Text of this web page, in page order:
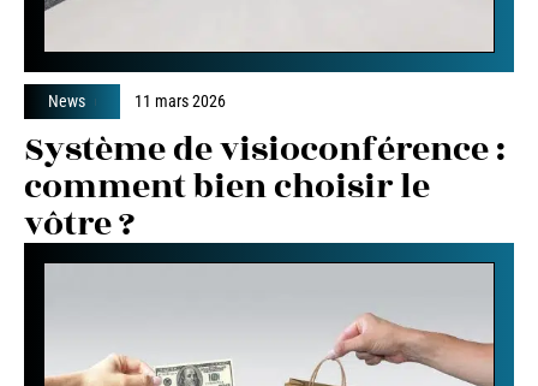
News 11 mars 2026
Système de visioconférence :
comment bien choisir le
vôtre ?